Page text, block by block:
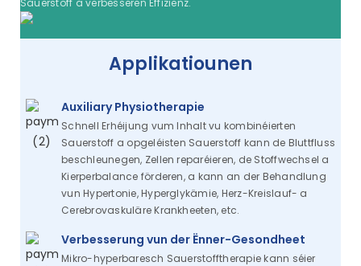
Sauerstoff a verbesseren Effizienz.
Applikatiounen
Auxiliary Physiotherapie
Schnell Erhéijung vum Inhalt vu kombinéierten
Sauerstoff a opgeléisten Sauerstoff kann de Bluttfluss
beschleunegen, Zellen reparéieren, de Stoffwechsel a
Kierperbalance förderen, a kann an der Behandlung
vun Hypertonie, Hyperglykämie, Herz-Kreislauf- a
Cerebrovaskuläre Krankheeten, etc.
Verbesserung vun der Ënner-Gesondheet
Mikro-hyperbaresch Sauerstofftherapie kann séier